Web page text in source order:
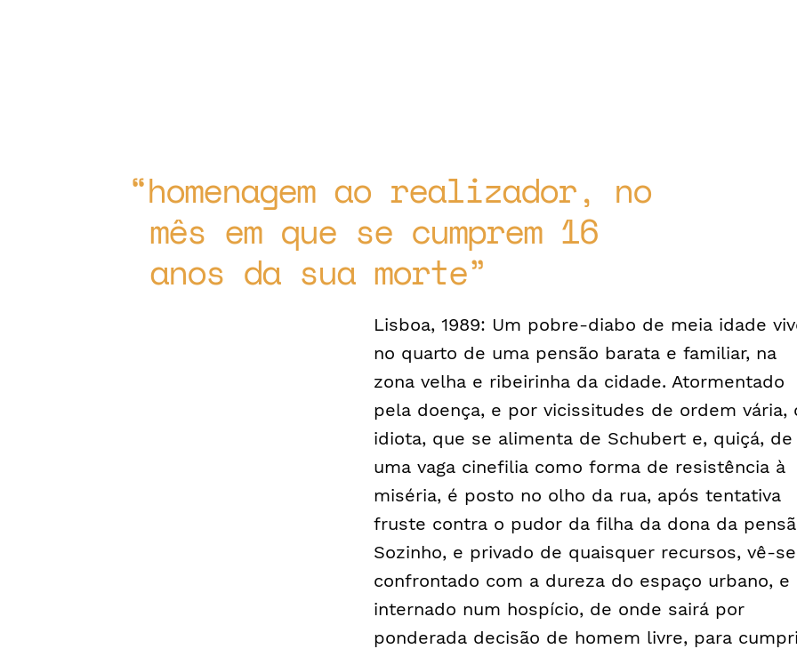
homenagem ao realizador, no
mês em que se cumprem 16
anos da sua morte
Lisboa, 1989: Um pobre-diabo de meia idade
no quarto de uma pensão barata e familiar, na
zona velha e ribeirinha da cidade. Atormentado
pela doença, e por vicissitudes de ordem vária,
idiota, que se alimenta de Schubert e, quiçá, de
uma vaga cinefilia como forma de resistência à
miséria, é posto no olho da rua, após tentativa
fruste contra o pudor da filha da dona da
Sozinho, e privado de quaisquer recursos, vê-se
confrontado com a dureza do espaço urbano, e
internado num hospício, de onde sairá por
ponderada decisão de homem livre, para